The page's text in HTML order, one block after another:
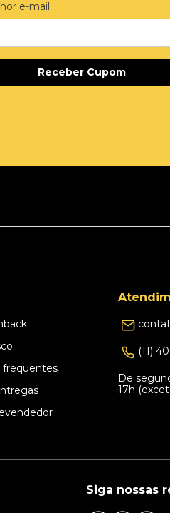
e-mail
Receber Cupom
frequentes
(11)
De
17h
Siga nossas